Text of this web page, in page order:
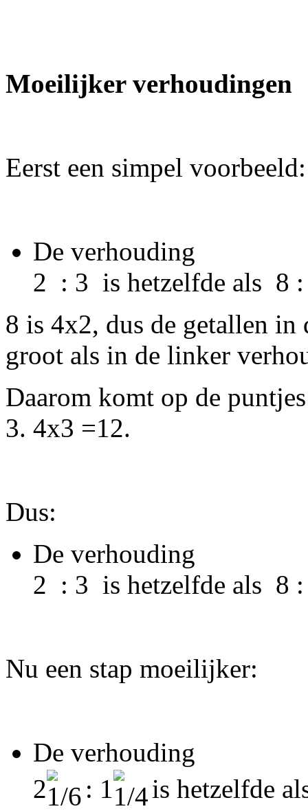
Moeilijker verhoudingen
Eerst een simpel voorbeeld:
De verhouding
2 : 3 is hetzelfde als 8 :
8 is 4x2, dus de getallen
groot als in de linker
Daarom komt op de
3. 4x3 =12.
Dus:
De verhouding
2 : 3 is hetzelfde als 8
Nu een stap moeilijker:
De verhouding
2
: 1 is hetzelfde